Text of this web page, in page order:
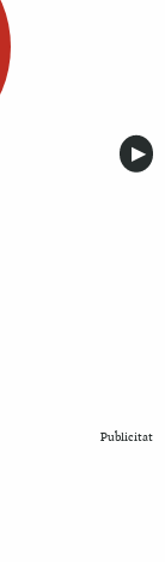
▶︎
Publicitat